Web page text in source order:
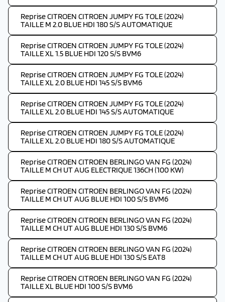
Reprise CITROEN CITROEN JUMPY FG TOLE (2024)
TAILLE M 2.0 BLUE HDI 180 S/S AUTOMATIQUE
Reprise CITROEN CITROEN JUMPY FG TOLE (2024)
TAILLE XL 1.5 BLUE HDI 120 S/S BVM6
Reprise CITROEN CITROEN JUMPY FG TOLE (2024)
TAILLE XL 2.0 BLUE HDI 145 S/S BVM6
Reprise CITROEN CITROEN JUMPY FG TOLE (2024)
TAILLE XL 2.0 BLUE HDI 145 S/S AUTOMATIQUE
Reprise CITROEN CITROEN JUMPY FG TOLE (2024)
TAILLE XL 2.0 BLUE HDI 180 S/S AUTOMATIQUE
Reprise CITROEN CITROEN BERLINGO VAN FG (2024)
TAILLE M CH UT AUG ELECTRIQUE 136CH (100 KW)
Reprise CITROEN CITROEN BERLINGO VAN FG (2024)
TAILLE M CH UT AUG BLUE HDI 100 S/S BVM6
Reprise CITROEN CITROEN BERLINGO VAN FG (2024)
TAILLE M CH UT AUG BLUE HDI 130 S/S BVM6
Reprise CITROEN CITROEN BERLINGO VAN FG (2024)
TAILLE M CH UT AUG BLUE HDI 130 S/S EAT8
Reprise CITROEN CITROEN BERLINGO VAN FG (2024)
TAILLE XL BLUE HDI 100 S/S BVM6